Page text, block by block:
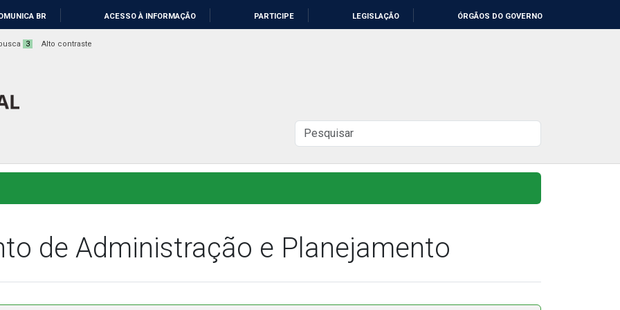
BR ACESSO À INFORMAÇÃO PARTICIPE LEGISLAÇÃO ÓRGÃOS DO GOVERNO
3 Alto contraste
Buscar
no
de Administração e Planejamento